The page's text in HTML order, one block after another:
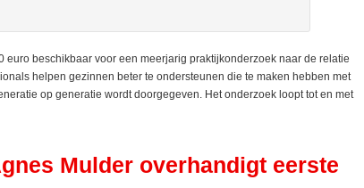
beschikbaar voor een meerjarig praktijkonderzoek naar de relatie
helpen gezinnen beter te ondersteunen die te maken hebben met
op generatie wordt doorgegeven. Het onderzoek loopt tot en met
Mulder overhandigt eerste